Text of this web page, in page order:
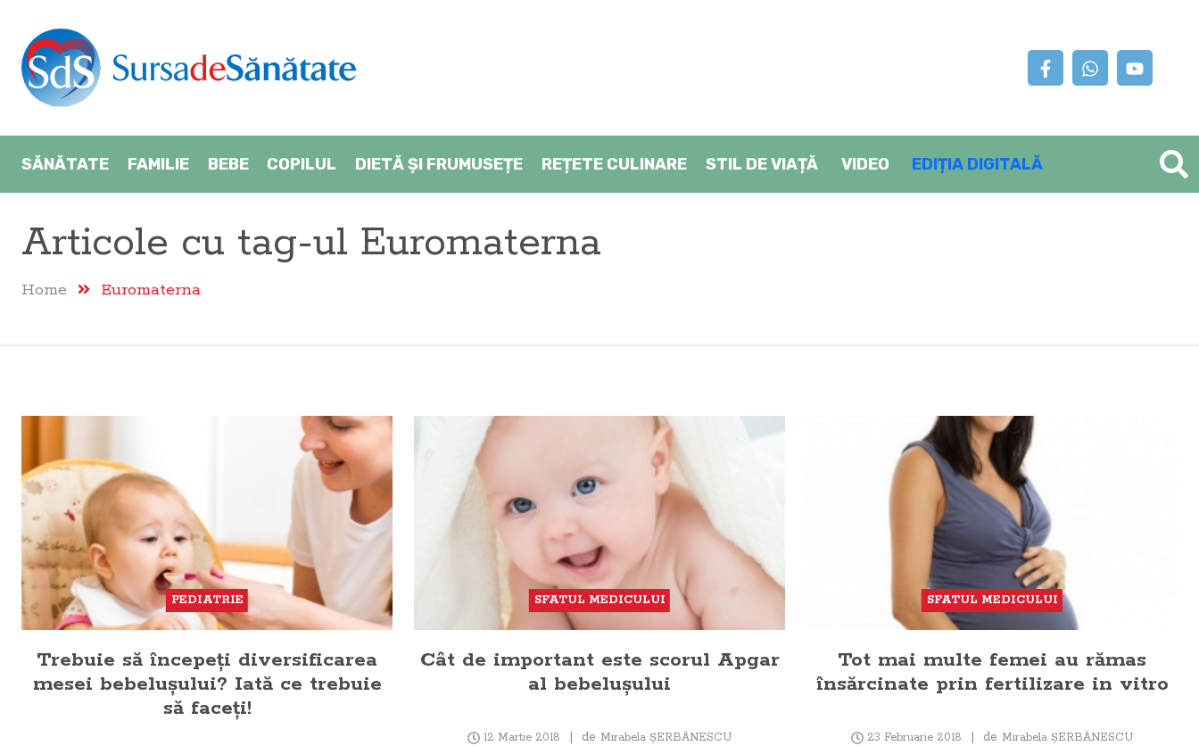
SĂNĂTATE FAMILIE BEBE COPILUL DIETĂ ŞI FRUMUSEȚE REȚETE CULINARE STIL DE VIAȚĂ VIDEO EDIȚIA DIGITALĂ
Articole cu tag-ul Euromaterna
Home Euromaterna
PEDIATRIE
Trebuie să începeţi diversificarea
mesei bebeluşului? Iată ce trebuie
să faceţi!
SFATUL MEDICULUI
Cât de important este scorul Apgar
al bebeluşului
12 Martie 2018 de Mirabela ŞERBĂNESCU
SFATUL MEDICULUI
Tot mai multe femei au rămas
însărcinate prin fertilizare in vitro
23 Februarie 2018 de Mirabela ŞERBĂNESCU